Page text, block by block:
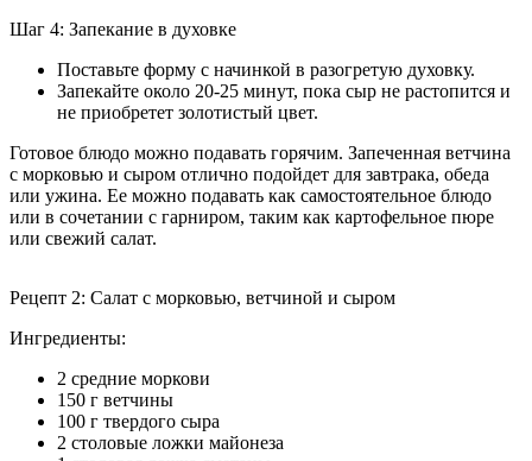
Шаг 4: Запекание в духовке
Поставьте форму с начинкой в разогретую духовку.
Запекайте около 20-25 минут, пока сыр не растопится и
не приобретет золотистый цвет.
Готовое блюдо можно подавать горячим. Запеченная ветчина
с морковью и сыром отлично подойдет для завтрака, обеда
или ужина. Ее можно подавать как самостоятельное блюдо
или в сочетании с гарниром, таким как картофельное пюре
или свежий салат.
Рецепт 2: Салат с морковью, ветчиной и сыром
Ингредиенты:
2 средние моркови
150 г ветчины
100 г твердого сыра
2 столовые ложки майонеза